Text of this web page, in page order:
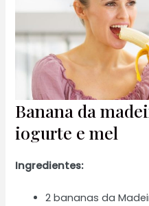
Banana da
iogurte e mel
Ingredientes:
2 bananas da